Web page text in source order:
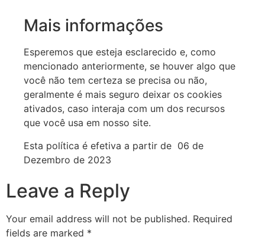
Mais informações
Esperemos que esteja esclarecido e, como
mencionado anteriormente, se houver algo que
você não tem certeza se precisa ou não,
geralmente é mais seguro deixar os cookies
ativados, caso interaja com um dos recursos
que você usa em nosso site.
Esta política é efetiva a partir de 06 de
Dezembro de 2023
Leave a Reply
Your email address will not be published. Required
fields are marked *